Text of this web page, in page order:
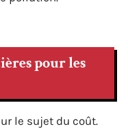
pour les
le sujet du coût.